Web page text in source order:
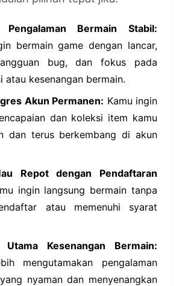
Pengalaman Bermain Stabil:
bermain game dengan lancar,
bug, dan fokus pada
atau kesenangan bermain.
Akun Permanen: Kamu ingin
dan koleksi item kamu
dan terus berkembang di akun
Repot dengan Pendaftaran
ingin langsung bermain tanpa
atau memenuhi syarat
Utama Kesenangan Bermain:
mengutamakan pengalaman
nyaman dan menyenangkan